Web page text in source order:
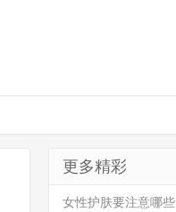
更多精彩
女性护肤要注意哪些